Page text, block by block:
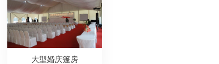
大型婚庆篷房